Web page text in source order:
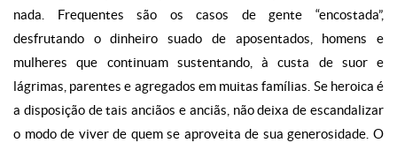
nada. Frequentes são os casos de gente “encostada”,
desfrutando o dinheiro suado de aposentados, homens e
mulheres que continuam sustentando, à custa de suor e
lágrimas, parentes e agregados em muitas famílias. Se heroica é
a disposição de tais anciãos e anciãs, não deixa de escandalizar
o modo de viver de quem se aproveita de sua generosidade. O